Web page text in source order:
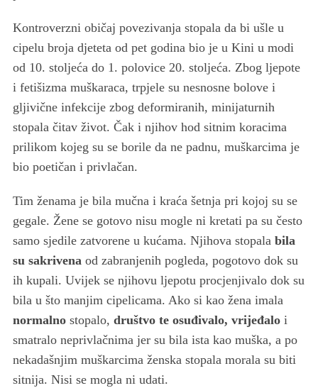
Kontroverzni običaj povezivanja stopala da bi ušle u
cipelu broja djeteta od pet godina bio je u Kini u modi
od 10. stoljeća do 1. polovice 20. stoljeća. Zbog ljepote
i fetišizma muškaraca, trpjele su nesnosne bolove i
gljivične infekcije zbog deformiranih, minijaturnih
stopala čitav život. Čak i njihov hod sitnim koracima
prilikom kojeg su se borile da ne padnu, muškarcima je
bio poetičan i privlačan.
Tim ženama je bila mučna i kraća šetnja pri kojoj su se
gegale. Žene se gotovo nisu mogle ni kretati pa su često
samo sjedile zatvorene u kućama. Njihova stopala bila
su sakrivenaod zabranjenih pogleda, pogotovo dok su
ih kupali. Uvijek se njihovu ljepotu procjenjivalo dok su
bila u što manjim cipelicama. Ako si kao žena imala
normalnostopalo, društvo te osuđivalo, vrijeđaloi
smatralo neprivlačnima jer su bila ista kao muška, a po
nekadašnjim muškarcima ženska stopala morala su biti
sitnija. Nisi se mogla ni udati.